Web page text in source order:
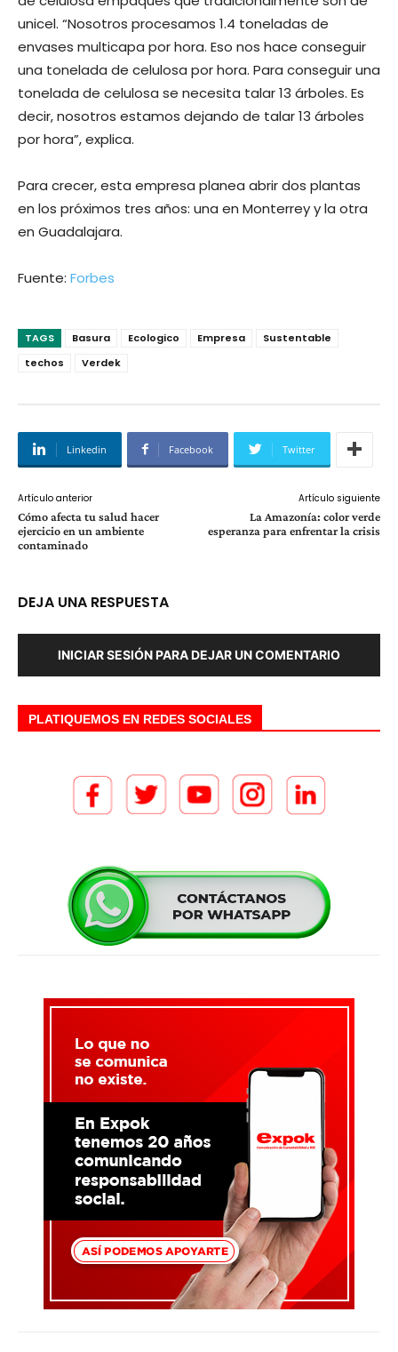
unicel. “Nosotros procesamos 1.4 toneladas de
envases multicapa por hora. Eso nos hace conseguir
una tonelada de celulosa por hora. Para conseguir una
tonelada de celulo­sa se necesita talar 13 árboles. Es
decir, nosotros estamos dejando de talar 13 árboles
por hora”, explica.
Para crecer, esta empresa planea abrir dos plantas
en los próximos tres años: una en Monterrey y la otra
en Guadalajara.
Fuente: Forbes
TAGS Basura Ecologico Empresa
Sustentable
techos
Verdek
Linkedin Facebook Twitter
Artículo anterior
Cómo afecta tu salud hacer
ejercicio en un ambiente
contaminado
Artículo siguiente
La Amazonía: color verde
esperanza para enfrentar la crisis
DEJA UNA RESPUESTA
INICIAR SESIÓN PARA DEJAR UN COMENTARIO
PLATIQUEMOS EN REDES SOCIALES